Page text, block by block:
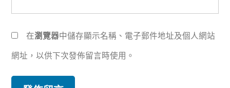
在瀏覽器中儲存顯示名稱、電子郵件地址及個人網站
網址，以供下次發佈留言時使用。